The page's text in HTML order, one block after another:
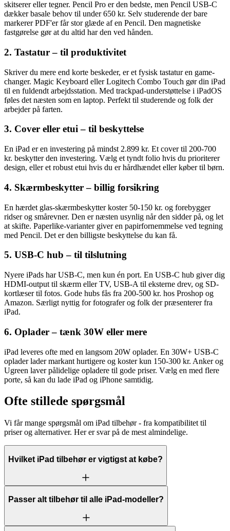
skitserer eller tegner. Pencil Pro er den bedste, men Pencil USB-C
dækker basale behov til under 650 kr. Selv studerende der bare
markerer PDF'er får stor glæde af en Pencil. Den magnetiske
fastgørelse gør at du altid har den ved hånden.
2. Tastatur – til produktivitet
Skriver du mere end korte beskeder, er et fysisk tastatur en game-
changer. Magic Keyboard eller Logitech Combo Touch gør din iPad
til en fuldendt arbejdsstation. Med trackpad-understøttelse i iPadOS
føles det næsten som en laptop. Perfekt til studerende og folk der
arbejder på farten.
3. Cover eller etui – til beskyttelse
En iPad er en investering på mindst 2.899 kr. Et cover til 200-700
kr. beskytter den investering. Vælg et tyndt folio hvis du prioriterer
design, eller et robust etui hvis du er hårdhændet eller køber til børn.
4. Skærmbeskytter – billig forsikring
En hærdet glas-skærmbeskytter koster 50-150 kr. og forebygger
ridser og smårevner. Den er næsten usynlig når den sidder på, og let
at skifte. Paperlike-varianter giver en papirfornemmelse ved tegning
med Pencil. Det er den billigste beskyttelse du kan få.
5. USB-C hub – til tilslutning
Nyere iPads har USB-C, men kun én port. En USB-C hub giver dig
HDMI-output til skærm eller TV, USB-A til eksterne drev, og SD-
kortlæser til fotos. Gode hubs fås fra 200-500 kr. hos Proshop og
Amazon. Særligt nyttig for fotografer og folk der præsenterer fra
iPad.
6. Oplader – tænk 30W eller mere
iPad leveres ofte med en langsom 20W oplader. En 30W+ USB-C
oplader lader markant hurtigere og koster kun 150-300 kr. Anker og
Ugreen laver pålidelige opladere til gode priser. Vælg en med flere
porte, så kan du lade iPad og iPhone samtidig.
Ofte stillede spørgsmål
Vi får mange spørgsmål om iPad tilbehør - fra kompatibilitet til
priser og alternativer. Her er svar på de mest almindelige.
Hvilket iPad tilbehør er vigtigst at købe?
Passer alt tilbehør til alle iPad-modeller?